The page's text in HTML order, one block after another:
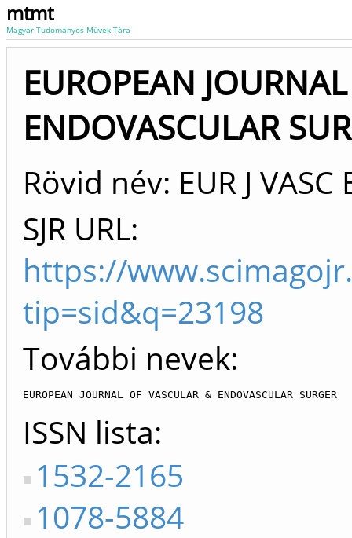
mtmt
Magyar Tudományos Művek Tára
EUROPEAN
ENDOVASCULAR
Rövid név: EUR J VASC
SJR URL:
https://
tip=sid&q=23198
További nevek:
EUROPEAN JOURNAL OF VASCULAR & ENDOVASCULAR SURGER
ISSN lista
1532-2165
1078-5884